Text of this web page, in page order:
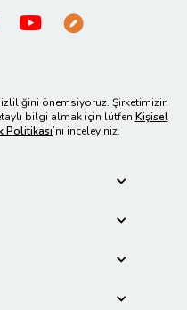
önemsiyoruz. Şirketimizin
bilgi almak için lütfen Kişisel
Politikası’nı inceleyiniz.